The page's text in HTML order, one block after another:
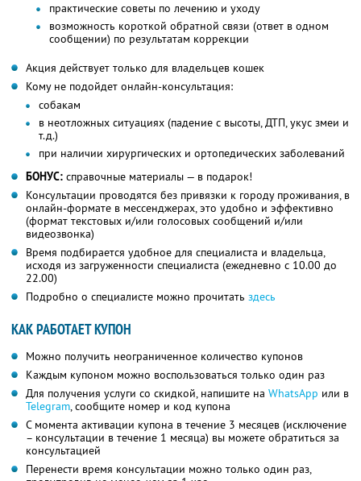
практические советы по лечению и уходу
возможность короткой обратной связи (ответ в одном
сообщении) по результатам коррекции
Акция действует только для владельцев кошек
Кому не подойдет онлайн-консультация:
собакам
в неотложных ситуациях (падение с высоты, ДТП, укус змеи и
т.д.)
при наличии хирургических и ортопедических заболеваний
БОНУС: справочные материалы — в подарок!
Консультации проводятся без привязки к городу проживания, в
онлайн-формате в мессенджерах, это удобно и эффективно
(формат текстовых и/или голосовых сообщений и/или
видеозвонка)
Время подбирается удобное для специалиста и владельца,
исходя из загруженности специалиста (ежедневно с 10.00 до
22.00)
Подробно о специалисте можно прочитать здесь
КАК РАБОТАЕТ КУПОН
Можно получить неограниченное количество купонов
Каждым купоном можно воспользоваться только один раз
Для получения услуги со скидкой, напишите на WhatsApp или в
Telegram, сообщите номер и код купона
С момента активации купона в течение 3 месяцев (исключение
– консультации в течение 1 месяца) вы можете обратиться за
консультацией
Перенести время консультации можно только один раз,